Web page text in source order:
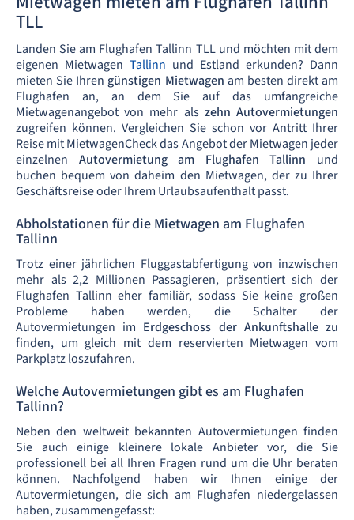
TLL
Landen Sie am Flughafen Tallinn TLL und möchten mit dem
eigenen Mietwagen Tallinn und Estland erkunden? Dann
mieten Sie Ihren günstigen Mietwagen am besten direkt am
Flughafen an, an dem Sie auf das umfangreiche
Mietwagenangebot von mehr als zehn Autovermietungen
zugreifen können. Vergleichen Sie schon vor Antritt Ihrer
Reise mit MietwagenCheck das Angebot der Mietwagen jeder
einzelnen Autovermietung am Flughafen Tallinn und
buchen bequem von daheim den Mietwagen, der zu Ihrer
Geschäftsreise oder Ihrem Urlaubsaufenthalt passt.
Abholstationen für die Mietwagen am Flughafen
Tallinn
Trotz einer jährlichen Fluggastabfertigung von inzwischen
mehr als 2,2 Millionen Passagieren, präsentiert sich der
Flughafen Tallinn eher familiär, sodass Sie keine großen
Probleme haben werden, die Schalter der
Autovermietungen im Erdgeschoss der Ankunftshallezu
finden, um gleich mit dem reservierten Mietwagen vom
Parkplatz loszufahren.
Welche Autovermietungen gibt es am Flughafen
Tallinn?
Neben den weltweit bekannten Autovermietungen finden
Sie auch einige kleinere lokale Anbieter vor, die Sie
professionell bei all Ihren Fragen rund um die Uhr beraten
können. Nachfolgend haben wir Ihnen einige der
Autovermietungen, die sich am Flughafen niedergelassen
haben, zusammengefasst: